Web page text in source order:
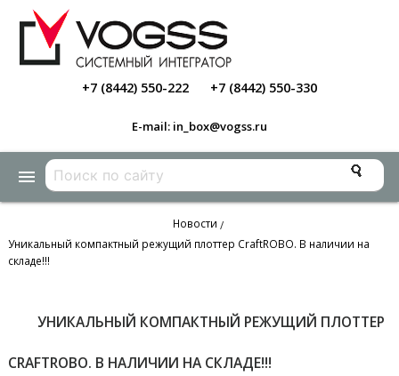
+7 (8442) 550-222 +7 (8442) 550-330
E-mail: in_box@vogss.ru
menu
Новости /
Уникальный компактный режущий плоттер CraftROBO. В наличии на
складе!!!
УНИКАЛЬНЫЙ КОМПАКТНЫЙ РЕЖУЩИЙ ПЛОТТЕР
CRAFTROBO. В НАЛИЧИИ НА СКЛАДЕ!!!